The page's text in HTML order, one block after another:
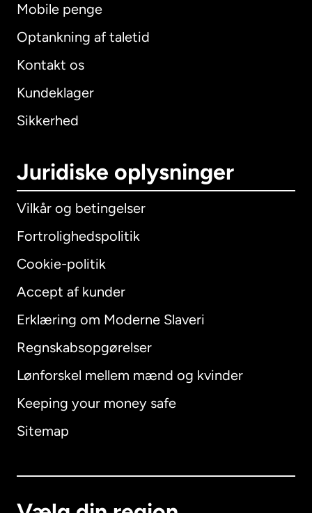
Mobile penge
Optankning af taletid
Kontakt os
Kundeklager
Sikkerhed
Juridiske oplysninger
Vilkår og betingelser
Fortrolighedspolitik
Cookie-politik
Accept af kunder
Erklæring om Moderne Slaveri
Regnskabsopgørelser
Lønforskel mellem mænd og kvinder
Keeping your money safe
Sitemap
International English
Australien